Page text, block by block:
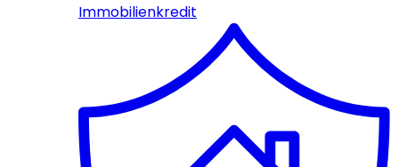
Immobilienkredit